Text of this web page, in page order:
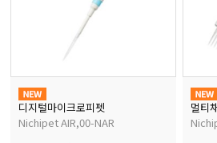
자저울/점도계/핀홀탐지기
이크로피펫
분계/회전계/도막두께/초음파두께측정기
디지털마이크로피펫
Nichipet AIR,00-NAR
멀티